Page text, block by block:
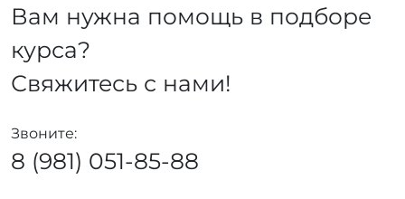
Вам нужна помощь в подборе
курса?
Свяжитесь с нами!
Звоните:
8 (981) 051-85-88